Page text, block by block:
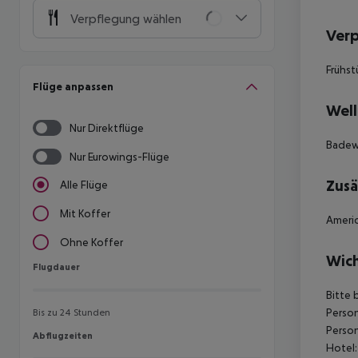
Verpflegung wählen
Flüge anpassen
Nur Direktflüge
Nur Eurowings-Flüge
Alle Flüge
Mit Koffer
Ohne Koffer
Flugdauer
Flugdauer
Bis zu 24 Stunden
Abflugzeiten
Abflugzeiten
Bitte
Hotel: